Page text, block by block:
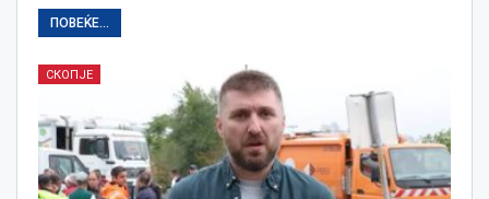
ПОВЕЌЕ...
СКОПЈЕ